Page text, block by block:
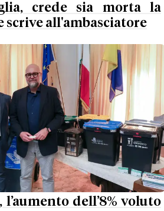
crede sia morta la
scrive all'ambasciatore
dell’8% voluto